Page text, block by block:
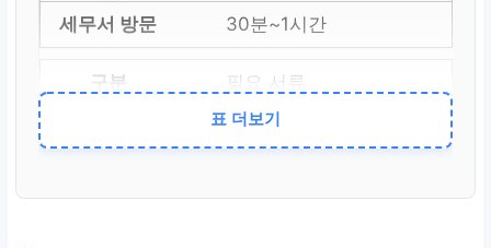
30분~1시간
필요 서류
없음 (자동 연계)
표 더보기